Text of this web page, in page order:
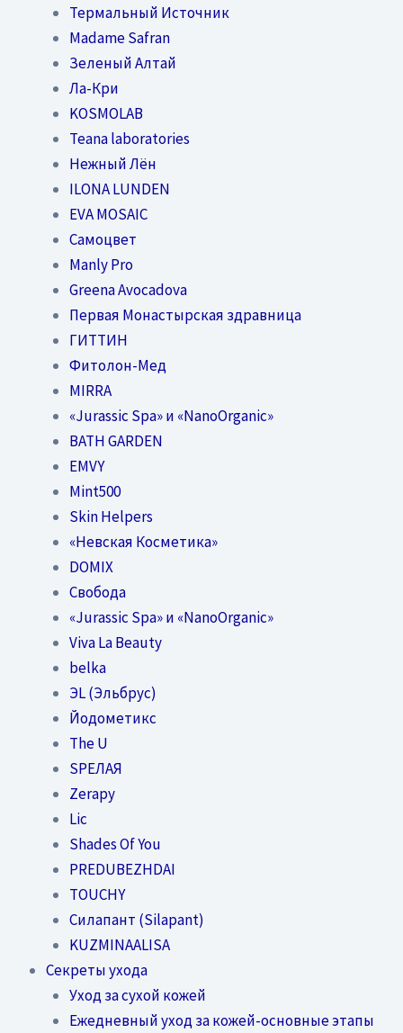
Термальный Источник
Madame Safran
Зеленый Алтай
Ла-Кри
KOSMOLAB
Teana laboratories
Нежный Лён
ILONA LUNDEN
EVA MOSAIC
Самоцвет
Manly Pro
Greena Avocadova
Первая Монастырская здравница
ГИТТИН
Фитолон-Мед
MIRRA
«Jurassic Spa» и «NanoOrganic»
BATH GARDEN
EMVY
Mint500
Skin Helpers
«Невская Косметика»
DOMIX
Свобода
«Jurassic Spa» и «NanoOrganic»
Viva La Beauty
belka
ЭL (Эльбрус)
Йодометикс
The U
SPEЛАЯ
Zerapy
Lic
Shades Of You
PREDUBEZHDAI
TOUCHY
Силапант (Silapant)
KUZMINAALISA
Секреты ухода
Уход за сухой кожей
Ежедневный уход за кожей-основные этапы